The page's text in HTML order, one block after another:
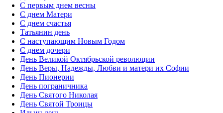
С первым днем весны
С днем Матери
C днем счастья
Татьянин день
C наступающим Новым Годом
C днем дочери
День Великой Октябрьской революции
День Веры, Надежды, Любви и матери их Софии
День Пионерии
День пограничника
День Святого Николая
День Святой Троицы